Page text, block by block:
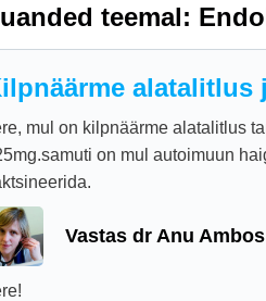
teemal:
alatalitlus
mul on kilpnäärme alatalitlus
on mul autoimuun
Vastas dr Anu Ambos